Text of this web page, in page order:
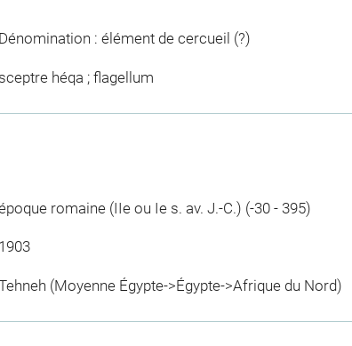
Dénomination : élément de cercueil (?)
sceptre héqa ; flagellum
romaine (IIe ou Ie s. av. J.-C.) (-30 - 395)
1903
(Moyenne Égypte->Égypte->Afrique du Nord)